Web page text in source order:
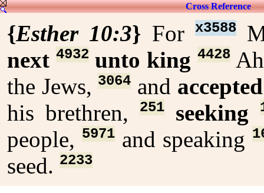
Cross Reference
{Esther 10:3} Forx3588
next 4932 unto king 4428
the Jews, 3064 and accepted
his brethren,
251 seeking
people, 5971 and speaking
seed. 2233